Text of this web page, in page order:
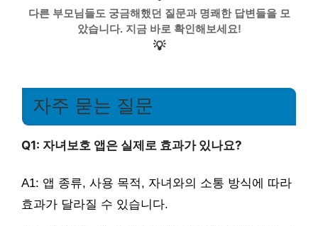
다른 부모님들도 궁금해했던 질문과 명쾌한 답변들을 모
았습니다. 지금 바로 확인해보세요!
💡
자주 묻는 질문
Q1: 자녀보호 앱은 실제로 효과가 있나요?
A1: 앱 종류, 사용 목적, 자녀와의 소통 방식에 따라
효과가 달라질 수 있습니다.